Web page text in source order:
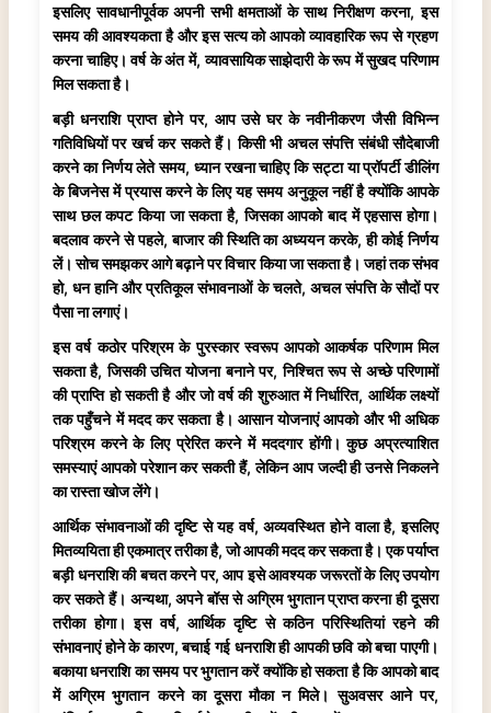
इसलिए सावधानीपूर्वक अपनी सभी क्षमताओं के साथ निरीक्षण करना, इस
समय की आवश्यकता है और इस सत्य को आपको व्यावहारिक रूप से ग्रहण
करना चाहिए। वर्ष के अंत में, व्यावसायिक साझेदारी के रूप में सुखद परिणाम
मिल सकता है।
बड़ी धनराशि प्राप्त होने पर, आप उसे घर के नवीनीकरण जैसी विभिन्न
गतिविधियों पर खर्च कर सकते हैं। किसी भी अचल संपत्ति संबंधी सौदेबाजी
करने का निर्णय लेते समय, ध्यान रखना चाहिए कि सट्टा या प्रॉपर्टी डीलिंग
के बिजनेस में प्रयास करने के लिए यह समय अनुकूल नहीं है क्योंकि आपके
साथ छल कपट किया जा सकता है, जिसका आपको बाद में एहसास होगा।
बदलाव करने से पहले, बाजार की स्थिति का अध्ययन करके, ही कोई निर्णय
लें। सोच समझकर आगे बढ़ाने पर विचार किया जा सकता है। जहां तक संभव
हो, धन हानि और प्रतिकूल संभावनाओं के चलते, अचल संपत्ति के सौदों पर
पैसा ना लगाएं।
इस वर्ष कठोर परिश्रम के पुरस्कार स्वरूप आपको आकर्षक परिणाम मिल
सकता है, जिसकी उचित योजना बनाने पर, निश्चित रूप से अच्छे परिणामों
की प्राप्ति हो सकती है और जो वर्ष की शुरुआत में निर्धारित, आर्थिक लक्ष्यों
तक पहुँचने में मदद कर सकता है। आसान योजनाएं आपको और भी अधिक
परिश्रम करने के लिए प्रेरित करने में मददगार होंगी। कुछ अप्रत्याशित
समस्याएं आपको परेशान कर सकती हैं, लेकिन आप जल्दी ही उनसे निकलने
का रास्ता खोज लेंगे।
आर्थिक संभावनाओं की दृष्टि से यह वर्ष, अव्यवस्थित होने वाला है, इसलिए
मितव्ययिता ही एकमात्र तरीका है, जो आपकी मदद कर सकता है। एक पर्याप्त
बड़ी धनराशि की बचत करने पर, आप इसे आवश्यक जरूरतों के लिए उपयोग
कर सकते हैं। अन्यथा, अपने बॉस से अग्रिम भुगतान प्राप्त करना ही दूसरा
तरीका होगा। इस वर्ष, आर्थिक दृष्टि से कठिन परिस्थितियां रहने की
संभावनाएं होने के कारण, बचाई गई धनराशि ही आपकी छवि को बचा पाएगी।
बकाया धनराशि का समय पर भुगतान करें क्योंकि हो सकता है कि आपको बाद
में अग्रिम भुगतान करने का दूसरा मौका न मिले। सुअवसर आने पर,